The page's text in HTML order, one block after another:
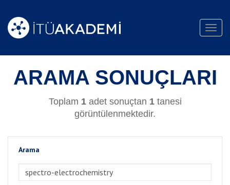
ARAMA SONUÇLARI
Toplam 1adet sonuçtan 1tanesi
görüntülenmektedir.
Arama